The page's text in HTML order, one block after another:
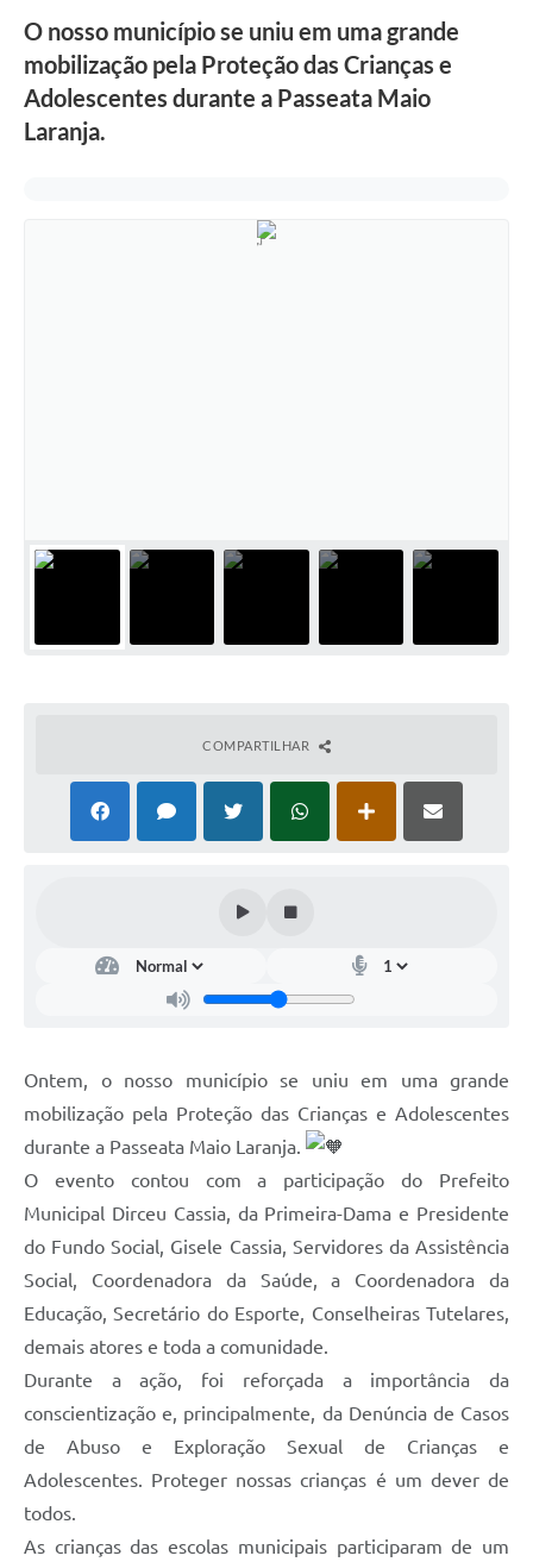
Horário de Atendimento dos Profissionais da Saúde
Consulta de Protocolo
ITR - TERRA NUA
Links
O nosso município se uniu em uma grande
mobilização pela Proteção das Crianças e
Adolescentes durante a Passeata Maio
Laranja.
COMPARTILHAR
Ontem, o nosso município se uniu em uma grande
mobilização pela Proteção das Crianças e Adolescentes
durante a Passeata Maio Laranja.
O evento contou com a participação do Prefeito
Municipal Dirceu Cassia, da Primeira-Dama e Presidente
do Fundo Social, Gisele Cassia, Servidores da Assistência
Social, Coordenadora da Saúde, a Coordenadora da
Educação, Secretário do Esporte, Conselheiras Tutelares,
demais atores e toda a comunidade.
Durante a ação, foi reforçada a importância da
conscientização e, principalmente, da Denúncia de Casos
de Abuso e Exploração Sexual de Crianças e
Adolescentes. Proteger nossas crianças é um dever de
todos.
As crianças das escolas municipais participaram de um